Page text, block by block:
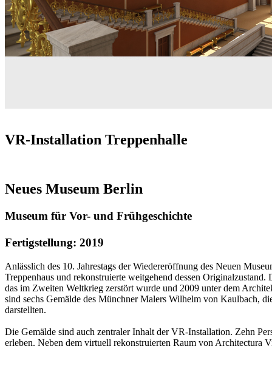
VR-Installation Treppenhalle
Neues Museum Berlin
Museum für Vor- und Frühgeschichte
Fertigstellung: 2019
Anlässlich des 10. Jahrestags der Wiedereröffnung des Neuen
Treppenhaus und rekonstruierte weitgehend dessen
das im Zweiten Weltkrieg zerstört wurde und 2009 unter dem
sind sechs Gemälde des Münchner Malers Wilhelm von Kaulbach,
darstellten.
Die Gemälde sind auch zentraler Inhalt der VR-Installation. Zehn
erleben. Neben dem virtuell rekonstruierten Raum von